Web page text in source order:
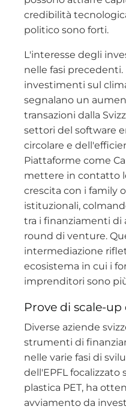
credibilità
politico sono forti.
L'interesse degli
nelle fasi
investimenti sul
segnalano un
transazioni dalla
settori del software
circolare e
Piattaforme come
mettere in contatto
crescita con i family
istituzionali,
tra i finanziamenti di
round di venture.
intermediazione
ecosistema in cui i
imprenditori sono
Prove di scale-
Diverse aziende
strumenti di
nelle varie fasi di
dell'EPFL focalizzato
plastica PET, ha
avviamento da